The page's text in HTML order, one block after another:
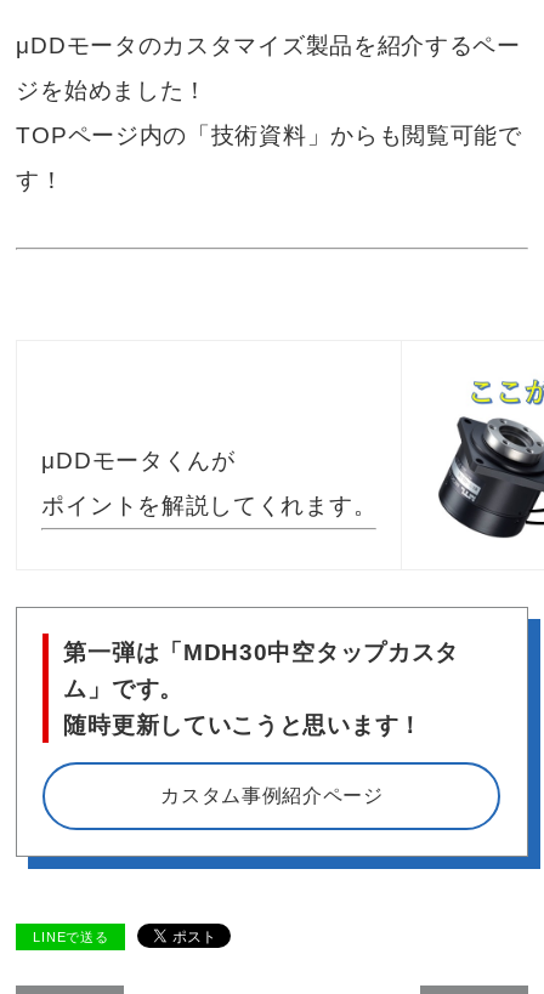
μDDモータのカスタマイズ製品を紹介するペー
ジを始めました！
TOPページ内の「技術資料」からも閲覧可能で
す！
μDDモータくんが
ポイントを解説してくれます。
第一弾は「MDH30中空タップカスタ
ム」です。
随時更新していこうと思います！
カスタム事例紹介ページ
LINEで送る